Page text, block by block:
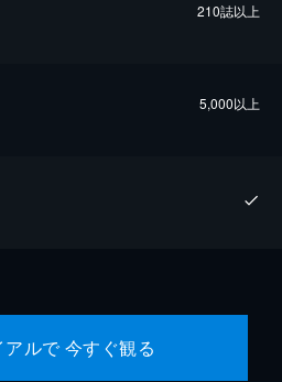
210誌以上
5,000以上
ルで 今すぐ観る